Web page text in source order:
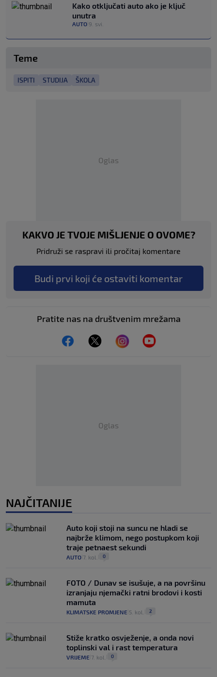
Kako otključati auto ako je ključ
unutra
AUTO 9. svi.
Teme
ISPITI STUDIJA ŠKOLA
Oglas
KAKVO JE TVOJE MIŠLJENJE O OVOME?
Pridruži se raspravi ili pročitaj komentare
Budi prvi koji će ostaviti komentar
Pratite nas na društvenim mrežama
Oglas
NAJČITANIJE
Auto koji stoji na suncu ne hladi se
najbrže klimom, nego postupkom koji
traje petnaest sekundi
AUTO 7. kol. 0
FOTO / Dunav se isušuje, a na površinu
izranjaju njemački ratni brodovi i kosti
mamuta
KLIMATSKE PROMJENE 5. kol. 2
Stiže kratko osvježenje, a onda novi
toplinski val i rast temperatura
VRIJEME 7. kol. 0